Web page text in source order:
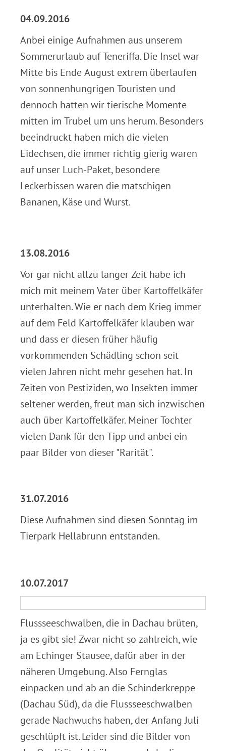
04.09.2016
Anbei einige Aufnahmen aus unserem
Sommerurlaub auf Teneriffa. Die Insel war
Mitte bis Ende August extrem überlaufen
von sonnenhungrigen Touristen und
dennoch hatten wir tierische Momente
mitten im Trubel um uns herum. Besonders
beeindruckt haben mich die vielen
Eidechsen, die immer richtig gierig waren
auf unser Luch-Paket, besondere
Leckerbissen waren die matschigen
Bananen, Käse und Wurst.
13.08.2016
Vor gar nicht allzu langer Zeit habe ich
mich mit meinem Vater über Kartoffelkäfer
unterhalten. Wie er nach dem Krieg immer
auf dem Feld Kartoffelkäfer klauben war
und dass er diesen früher häufig
vorkommenden Schädling schon seit
vielen Jahren nicht mehr gesehen hat. In
Zeiten von Pestiziden, wo Insekten immer
seltener werden, freut man sich inzwischen
auch über Kartoffelkäfer. Meiner Tochter
vielen Dank für den Tipp und anbei ein
paar Bilder von dieser "Rarität".
31.07.2016
Diese Aufnahmen sind diesen Sonntag im
Tierpark Hellabrunn entstanden.
10.07.2017
Flussseeschwalben, die in Dachau brüten,
ja es gibt sie! Zwar nicht so zahlreich, wie
am Echinger Stausee, dafür aber in der
näheren Umgebung. Also Fernglas
einpacken und ab an die Schinderkreppe
(Dachau Süd), da die Flussseeschwalben
gerade Nachwuchs haben, der Anfang Juli
geschlüpft ist. Leider sind die Bilder von